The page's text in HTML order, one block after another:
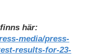
här:
media/press-
results-for-23-